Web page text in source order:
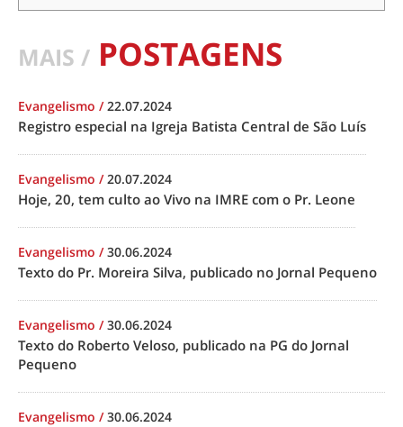
MAIS / POSTAGENS
Evangelismo /22.07.2024
Registro especial na Igreja Batista Central de São Luís
Evangelismo /20.07.2024
Hoje, 20, tem culto ao Vivo na IMRE com o Pr. Leone
Evangelismo /30.06.2024
Texto do Pr. Moreira Silva, publicado no Jornal Pequeno
Evangelismo /30.06.2024
Texto do Roberto Veloso, publicado na PG do Jornal
Pequeno
Evangelismo /30.06.2024